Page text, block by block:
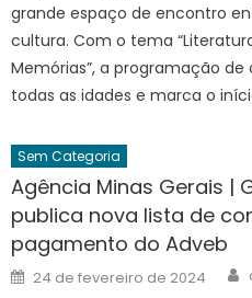
grande espaço de encontro
cultura. Com o tema
Memórias”, a programação
todas as idades e marca o
Sem Categoria
Agência Minas Gerais |
publica nova lista de
pagamento do Adveb
Posted
on
24 de fevereiro de 2024